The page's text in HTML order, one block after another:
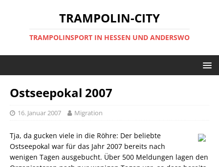
TRAMPOLIN-CITY
TRAMPOLINSPORT IN HESSEN UND ANDERSWO
Ostseepokal 2007
16. Januar 2007 Migration
Tja, da gucken viele in die Röhre: Der beliebte
Ostseepokal war für das Jahr 2007 bereits nach
wenigen Tagen ausgebucht. Über 500 Meldungen lagen den